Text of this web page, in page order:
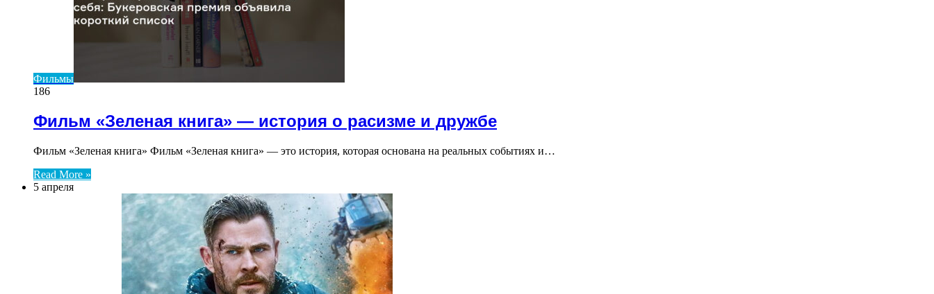
Фильмы
186
Фильм «Зеленая книга» — история о расизме и дружбе
Фильм «Зеленая книга» Фильм «Зеленая книга» — это история, которая основана на реальных событиях и…
Read More »
5 апреля